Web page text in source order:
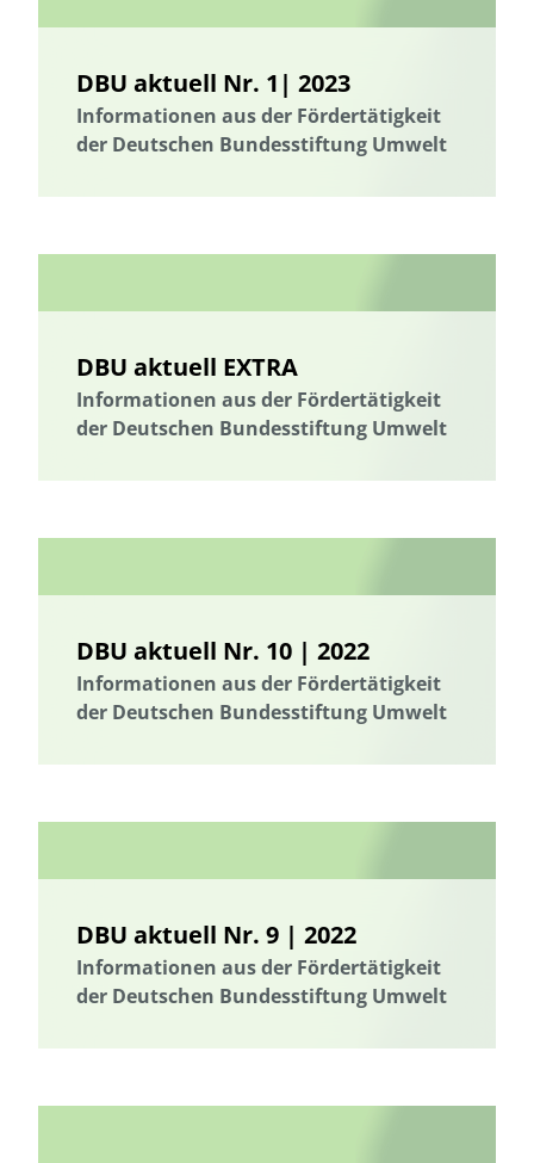
DBU aktuell Nr. 1| 2023
Informationen aus der Fördertätigkeit
der Deutschen Bundesstiftung Umwelt
DBU aktuell EXTRA
Informationen aus der Fördertätigkeit
der Deutschen Bundesstiftung Umwelt
DBU aktuell Nr. 10 | 2022
Informationen aus der Fördertätigkeit
der Deutschen Bundesstiftung Umwelt
DBU aktuell Nr. 9 | 2022
Informationen aus der Fördertätigkeit
der Deutschen Bundesstiftung Umwelt